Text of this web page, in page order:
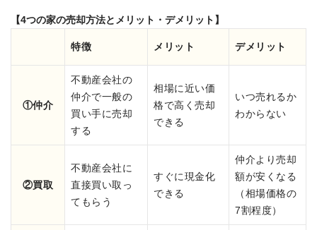
【4つの家の売却方法とメリット・デメリット】
特徴 メリット デメリット
①仲介
不動産会社の
仲介で一般の
買い手に売却
する
相場に近い価
格で高く売却
できる
いつ売れるか
わからない
②買取
不動産会社に
直接買い取っ
てもらう
すぐに現金化
できる
仲介より売却
額が安くなる
（相場価格の
7割程度）